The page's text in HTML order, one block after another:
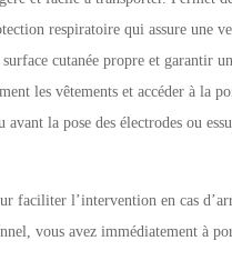
respiratoire qui assure une
cutanée propre et garantir
les vêtements et accéder à la
avant la pose des électrodes ou
faciliter l’intervention en cas
vous avez immédiatement à